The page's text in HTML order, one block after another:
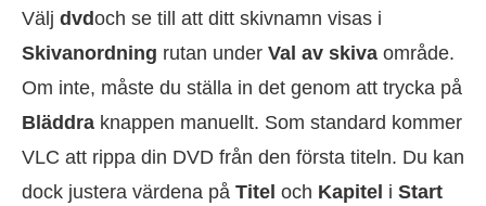
Välj dvdoch se till att ditt skivnamn visas i
Skivanordning rutan under Val av skiva område.
Om inte, måste du ställa in det genom att trycka på
Bläddra knappen manuellt. Som standard kommer
VLC att rippa din DVD från den första titeln. Du kan
dock justera värdena på Titel och Kapitel i Start